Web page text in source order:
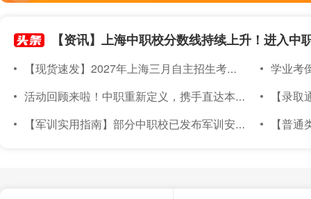
【现货速发】2027年上海三月自主招生考试素质技能小六门备考材料已上架~
学业考倒
活动回顾来啦！中职重新定义，携手直达本科｜2026年度针对上海准中职新生线下升学宣讲会圆满落幕
【录取通
【军训实用指南】部分中职校已发布军训安排！军训倒计时～上海中职新生军训实用指南，必备物品、注意事项都在这！
【普通类专场已